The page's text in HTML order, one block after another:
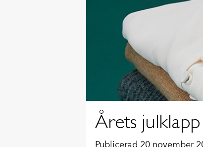
Årets
Publicerad 20 november